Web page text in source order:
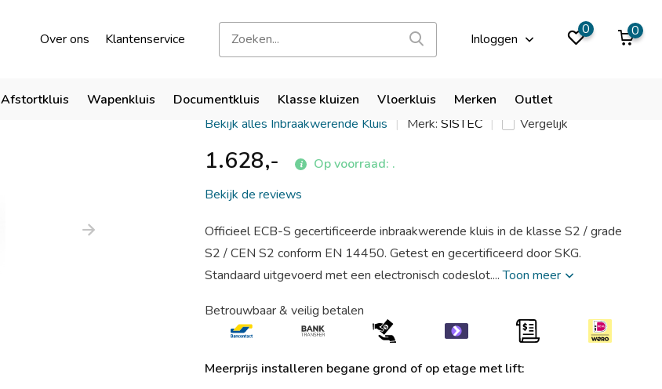
Over ons Klantenservice Inloggen
0 0
Afstortkluis Wapenkluis Documentkluis Klasse kluizen Vloerkluis Merken Outlet
Bezoek onze showroom
9,9
SISTEC MT9+ EL
Bekijk alles Inbraakwerende Kluis Merk:SISTEC Vergelijk
1.628,-
Op voorraad: .
Bekijk de reviews
Officieel ECB-S gecertificeerde inbraakwerende kluis in de klasse S2 / grade
S2 / CEN S2 conform EN 14450. Getest en gecertificeerd door SKG.
Standaard uitgevoerd met een electronisch codeslot....Toon meer
Betrouwbaar & veilig betalen
Meerprijs installeren begane grond of op etage met lift: